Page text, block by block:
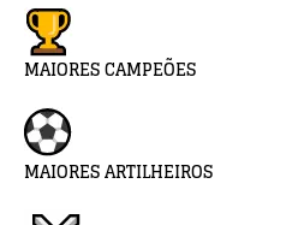
MAIORES CAMPEÕES
MAIORES ARTILHEIROS